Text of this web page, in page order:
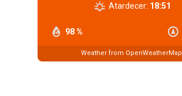
98 %
Atardecer: 18:51
Weather from OpenWeatherMap